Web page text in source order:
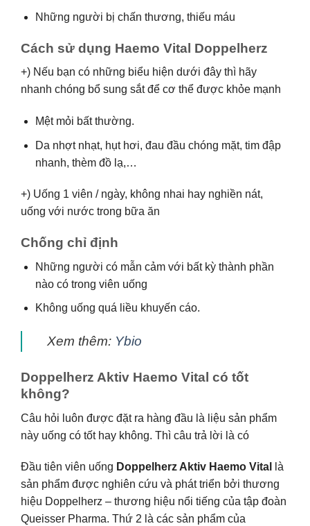
Những người bị chấn thương, thiếu máu
Cách sử dụng Haemo Vital Doppelherz
+) Nếu bạn có những biểu hiện dưới đây thì hãy
nhanh chóng bổ sung sắt để cơ thể được khỏe mạnh
Mệt mỏi bất thường.
Da nhợt nhạt, hụt hơi, đau đầu chóng mặt, tim đập
nhanh, thèm đồ lạ,…
+) Uống 1 viên / ngày, không nhai hay nghiền nát,
uống với nước trong bữa ăn
Chống chỉ định
Những người có mẫn cảm với bất kỳ thành phần
nào có trong viên uống
Không uống quá liều khuyến cáo.
Xem thêm: Ybio
Doppelherz Aktiv Haemo Vital có tốt
không?
Câu hỏi luôn được đặt ra hàng đầu là liệu sản phẩm
này uống có tốt hay không. Thì câu trả lời là có
Đầu tiên viên uống Doppelherz Aktiv Haemo Vital
là
sản phẩm được nghiên cứu và phát triển bởi thương
hiệu Doppelherz – thương hiệu nổi tiếng của tập đoàn
Queisser Pharma. Thứ 2 là các sản phẩm của